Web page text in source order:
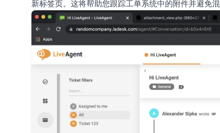
新标签页。这将帮助您跟踪工单系统中的附件并避免